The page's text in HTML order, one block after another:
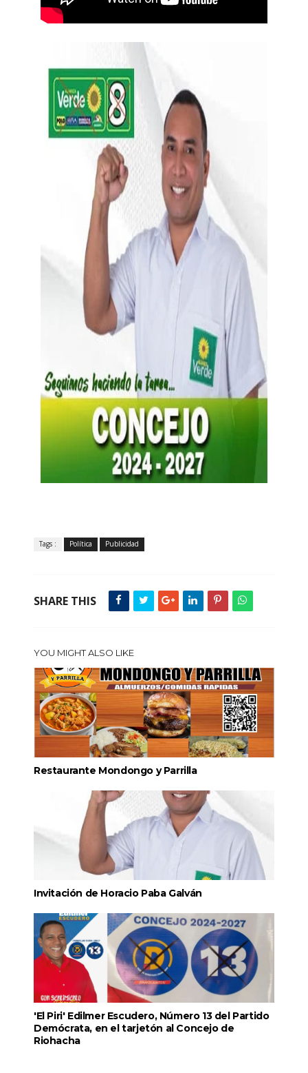
Tags : Política Publicidad
SHARE THIS
YOU MIGHT ALSO LIKE
Restaurante Mondongo y Parrilla
Invitación de Horacio Paba Galván
'El Piri' Edilmer Escudero, Número 13 del Partido
Demócrata, en el tarjetón al Concejo de
Riohacha